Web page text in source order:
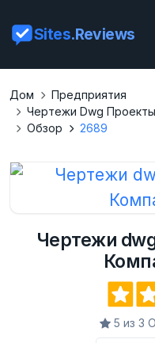
Sites.Reviews
Дом
Предприятия
Чертежи Dwg
Обзор
2689
Чертежи
5 из 3